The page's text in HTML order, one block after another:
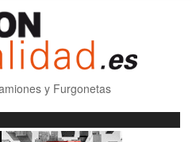
y Furgonetas